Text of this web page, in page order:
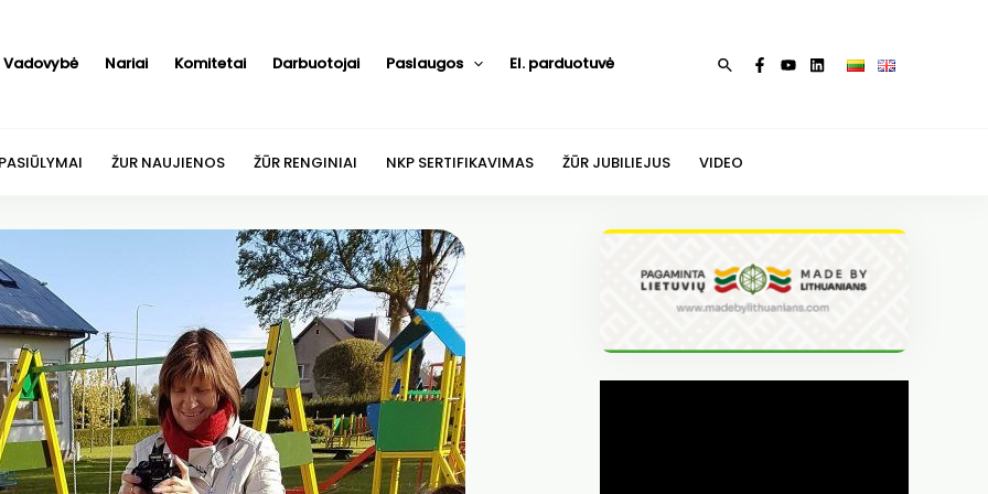
Vadovybė Nariai Komitetai Darbuotojai Paslaugos El. parduotuvė Paieška
ŽUR NAUJIENOS ŽŪR RENGINIAI NKP SERTIFIKAVIMAS ŽŪR JUBILIEJUS VIDEO